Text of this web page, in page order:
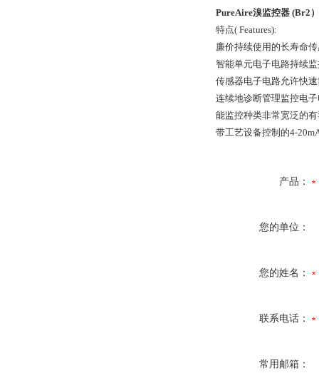
PureAire溴监控器 (Br2）
特点( Features):
廉价持续使用的长寿命
智能单元电子电路持续
传感器电子电路允许快
连续地诊断管理监控电
能监控种类非常宽泛的
带工艺设备控制的4-
产品：
您的单位：
您的姓名：
联系电话：
常用邮箱：